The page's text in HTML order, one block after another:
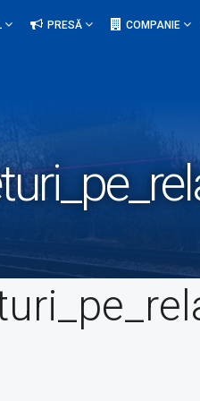
PRESĂ COMPANIE